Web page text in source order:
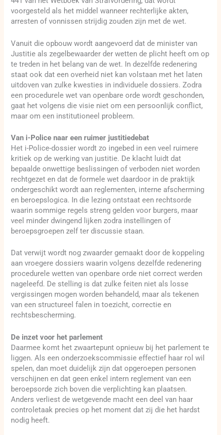
voorgesteld als het middel wanneer rechterlijke akten,
arresten of vonnissen strijdig zouden zijn met de wet.
Vanuit die opbouw wordt aangevoerd dat de minister van
Justitie als zegelbewaarder der wetten de plicht heeft om op
te treden in het belang van de wet. In dezelfde redenering
staat ook dat een overheid niet kan volstaan met het laten
uitdoven van zulke kwesties in individuele dossiers. Zodra
een procedurele wet van openbare orde wordt geschonden,
gaat het volgens die visie niet om een persoonlijk conflict,
maar om een institutioneel probleem.
Van i-Police naar een ruimer justitiedebat
Het i-Police-dossier wordt zo ingebed in een veel ruimere
kritiek op de werking van justitie. De klacht luidt dat
bepaalde onwettige beslissingen of verboden niet worden
rechtgezet en dat de formele wet daardoor in de praktijk
ondergeschikt wordt aan reglementen, interne afscherming
en beroepslogica. In die lezing ontstaat een rechtsorde
waarin sommige regels streng gelden voor burgers, maar
veel minder dwingend lijken zodra instellingen of
beroepsgroepen zelf ter discussie staan.
Dat verwijt wordt nog zwaarder gemaakt door de koppeling
aan vroegere dossiers waarin volgens dezelfde redenering
procedurele wetten van openbare orde niet correct werden
nageleefd. De stelling is dat zulke feiten niet als losse
vergissingen mogen worden behandeld, maar als tekenen
van een structureel falen in toezicht, correctie en
rechtsbescherming.
De inzet voor het parlement
Daarmee komt het zwaartepunt opnieuw bij het parlement te
liggen. Als een onderzoekscommissie effectief haar rol wil
spelen, dan moet duidelijk zijn dat opgeroepen personen
verschijnen en dat geen enkel intern reglement van een
beroepsorde zich boven die verplichting kan plaatsen.
Anders verliest de wetgevende macht een deel van haar
controletaak precies op het moment dat zij die het hardst
nodig heeft.